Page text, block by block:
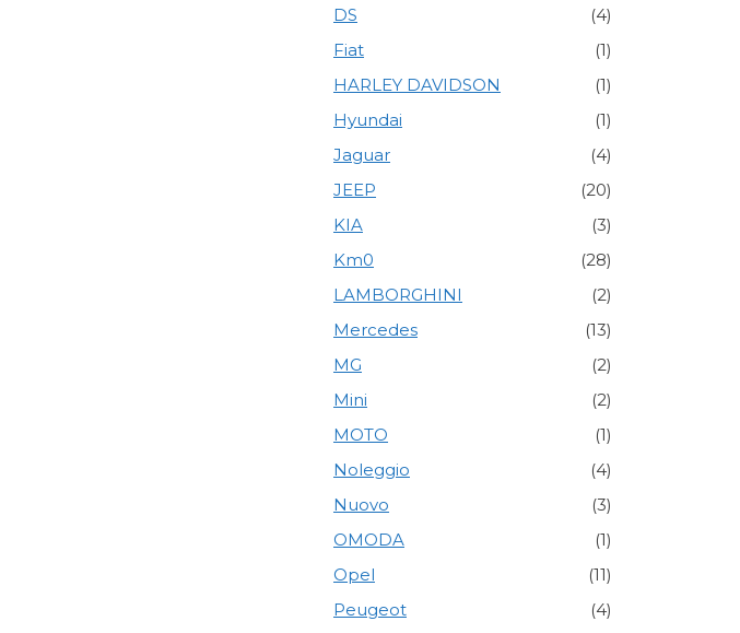
DS
(4)
Fiat
(1)
HARLEY DAVIDSON
(1)
Hyundai
(1)
Jaguar
(4)
JEEP
(20)
KIA
(3)
Km0
(28)
LAMBORGHINI
(2)
Mercedes
(13)
MG
(2)
Mini
(2)
MOTO
(1)
Noleggio
(4)
Nuovo
(3)
OMODA
(1)
Opel
(11)
Peugeot
(4)